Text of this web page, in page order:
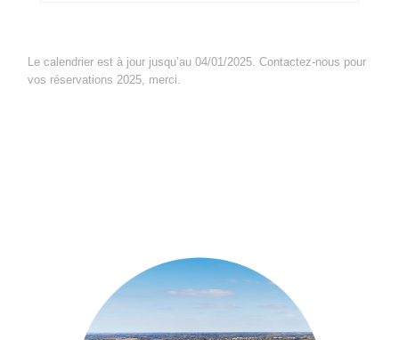
Le calendrier est à jour jusqu’au 04/01/2025. Contactez-nous pour
vos réservations 2025, merci.